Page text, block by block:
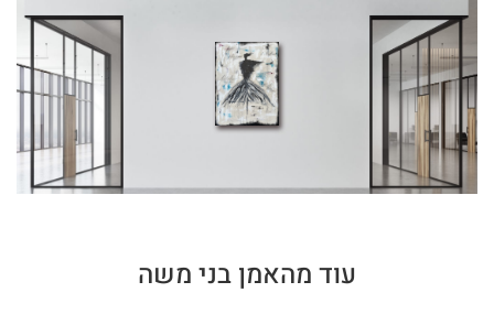
עוד מהאמן בני משה